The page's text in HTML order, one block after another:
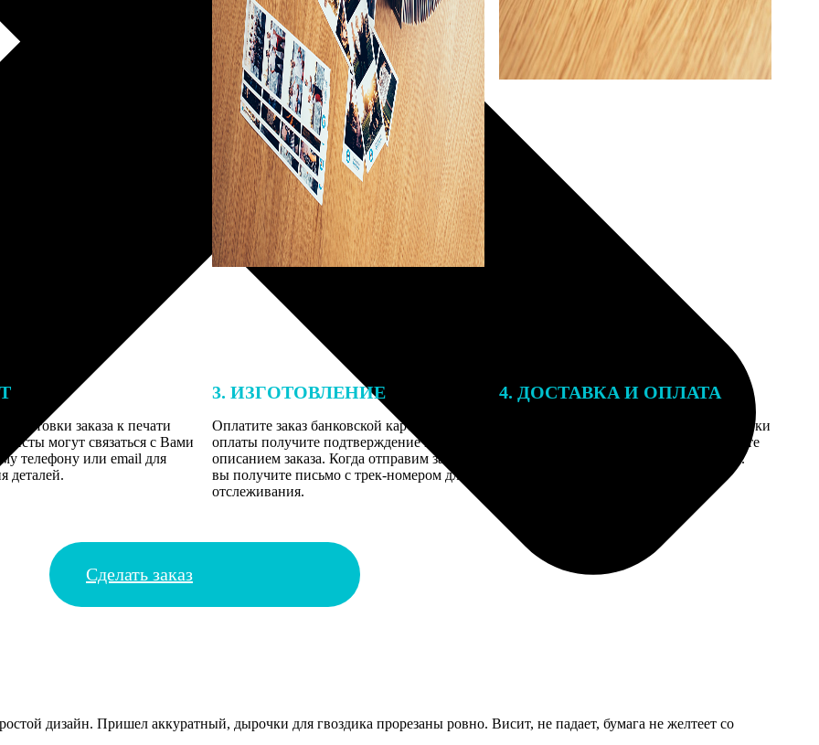
заказа к печати
могут связаться с Вами
телефону или email для
деталей.
3. ИЗГОТОВЛЕНИЕ
Оплатите заказ банковской картой. После
оплаты получите подтверждение на email с
описанием заказа. Когда отправим заказ
вы получите письмо с трек-номером для
отслеживания.
4. ДОСТАВКА И ОПЛАТА
Введите адрес и выберите способ доставки
заказа. Если у вас есть промокод, введите
его в специальное поле для промокода.
Сделать заказ
дизайн. Пришел аккуратный, дырочки для гвоздика прорезаны ровно. Висит, не падает, бумага не желтеет со